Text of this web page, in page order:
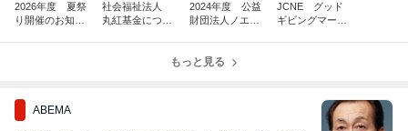
2026年度 夏祭
り開催のお知ら
社会福祉法人
丸紅基金につい
2024年度 公益
財団法人ノエビ
事業報告書
JCNE グッド
ギビングマーク
もっと見る
ABEMA